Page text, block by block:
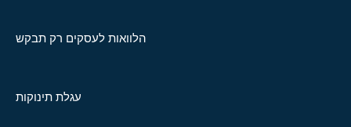
הלוואות לעסקים רק תבקש
עגלת תינוקות